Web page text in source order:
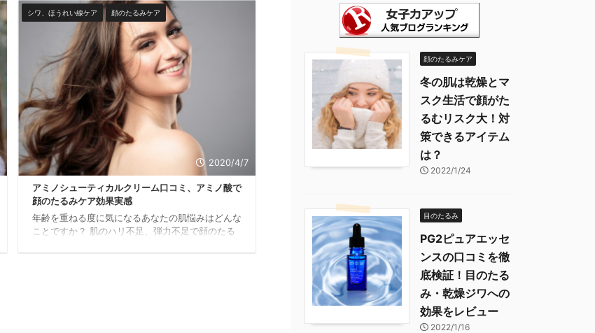
れど、それは肌も同じですね。 私自身、２０代の
頃は多少の不摂生や睡眠不足も肌には全く現れず、
プチプラのスキンケアでも肌は十分に潤っていまし
た。 それがアラフォーに近づくにつれ、シミやシ
ワ、肌のくすみやたるみなど、若い頃には気になら
なかった肌の悩みが増えていきました。 エイジン
グケアは何から始めればいいんだろう…そんな時に
ふらっと立ち寄ったのが『イブ・サンローラン』で
した。 ...
シワ、ほうれい線ケア 顔のたるみケア
2020/4/7
アミノシューティカルクリーム口コミ、アミノ酸で
顔のたるみケア効果実感
年齢を重ねる度に気になるあなたの肌悩みはどんな
ことですか？ 肌のハリ不足、弾力不足で顔のたる
顔のたるみケア
冬の肌は乾燥とマ
スク生活で顔がた
るむリスク大！対
策できるアイテム
は？
2022/1/24
目のたるみ
PG2ピュアエッセ
ンスの口コミを徹
底検証！目のたる
み・乾燥ジワへの
効果をレビュー
2022/1/16